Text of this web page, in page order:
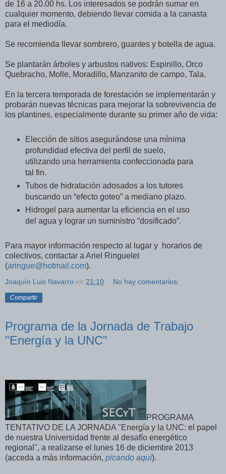
de 16 a 20.00 hs. Los interesados se podrán sumar en
cualquier momento, debiendo llevar comida a la canasta
para el mediodía.
Se recomienda llevar sombrero, guantes y botella de agua.
Se plantarán árboles y arbustos nativos: Espinillo, Orco
Quebracho, Molle, Moradillo, Manzanito de campo, Tala.
En la tercera temporada de forestación se implementarán y
probarán nuevas técnicas para mejorar la sobrevivencia de
los plantines, especialmente durante su primer año de vida:
Elección de sitios asegurándose una mínima
profundidad efectiva del perfil de suelo,
utilizando una herramienta confeccionada para
tal fin.
Tubos de hidratación adosados a los tutores
buscando un “efecto goteo” a mediano plazo.
Hidrogel para aumentar la eficiencia en el uso
del agua y lograr un suministro “dosificado”.
Para mayor información respecto al lugar y horarios de
colectivos, contactar a Ariel Ringuelet
(aringue@hotmail.com).
Joaquín Luis Navarro en 21:10 No hay comentarios:
Compartir
Programa de la Jornada de Trabajo
"Energía y la UNC"
PROGRAMA
TENTATIVO DE LA JORNADA "Energía y la UNC: el papel
de nuestra Universidad frente al desafío energético
regional", a realizarse el lunes 16 de diciembre 2013
(acceda a más información, picando aquí).